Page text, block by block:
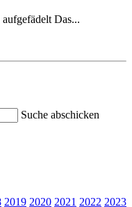
Das...
Suche abschicken
2019 2020 2021 2022 2023